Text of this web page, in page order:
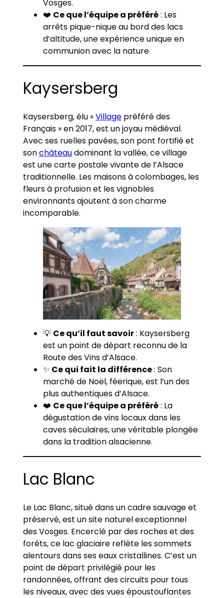
Vosges.
❤️ Ce que l’équipe a préféré: Les
arrêts pique-nique au bord des lacs
d’altitude, une expérience unique en
communion avec la nature.
Kaysersberg
Kaysersberg, élu «Village préféré des
Français » en 2017, est un joyau médiéval.
Avec ses ruelles pavées, son pont fortifié et
sonchâteaudominant la vallée, ce village
est une carte postale vivante de l’Alsace
traditionnelle. Les maisons à colombages, les
fleurs à profusion et les vignobles
environnants ajoutent à son charme
incomparable.
💡 Ce qu’il faut savoir: Kaysersberg
est un point de départ reconnu de la
Route des Vins d’Alsace.
✨ Ce qui fait la différence: Son
marché de Noël, féerique, est l’un des
plus authentiques d’Alsace.
❤️ Ce que l’équipe a préféré: La
dégustation de vins locaux dans les
caves séculaires, une véritable plongée
dans la tradition alsacienne.
Lac Blanc
Le Lac Blanc, situé dans un cadre sauvage et
préservé, est un site naturel exceptionnel
des Vosges. Encerclé par des roches et des
forêts, ce lac glaciaire reflète les sommets
alentours dans ses eaux cristallines. C’est un
point de départ privilégié pour les
randonnées, offrant des circuits pour tous
les niveaux, avec des vues époustouflantes